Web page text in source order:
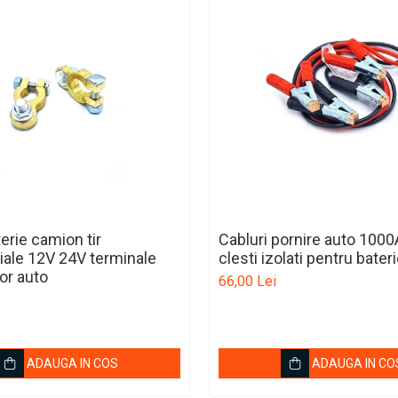
camion tir
12V 24V terminale
auto
ADAUGA IN COS
Cabluri pornire auto
clesti izolati pentru
66,00 Lei
ADAUGA IN